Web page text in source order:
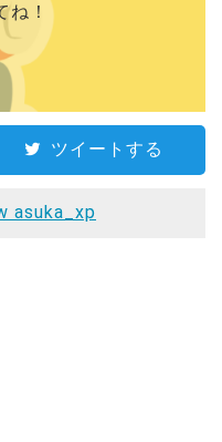
ね！
ツイートする
asuka_xp